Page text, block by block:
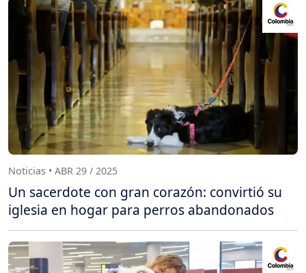
Noticias • ABR 29 / 2025
Un sacerdote con gran corazón: convirtió su
iglesia en hogar para perros abandonados